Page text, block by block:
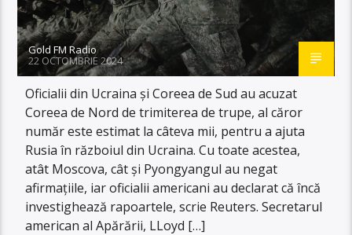
Gold FM Radio
22 OCTOMBRIE 2024
Oficialii din Ucraina și Coreea de Sud au acuzat
Coreea de Nord de trimiterea de trupe, al căror
număr este estimat la câteva mii, pentru a ajuta
Rusia în războiul din Ucraina. Cu toate acestea,
atât Moscova, cât și Pyongyangul au negat
afirmațiile, iar oficialii americani au declarat că încă
investighează rapoartele, scrie Reuters. Secretarul
american al Apărării, LLoyd […]